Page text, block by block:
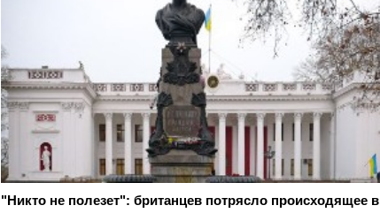
"Никто не полезет": британцев потрясло происходящее в